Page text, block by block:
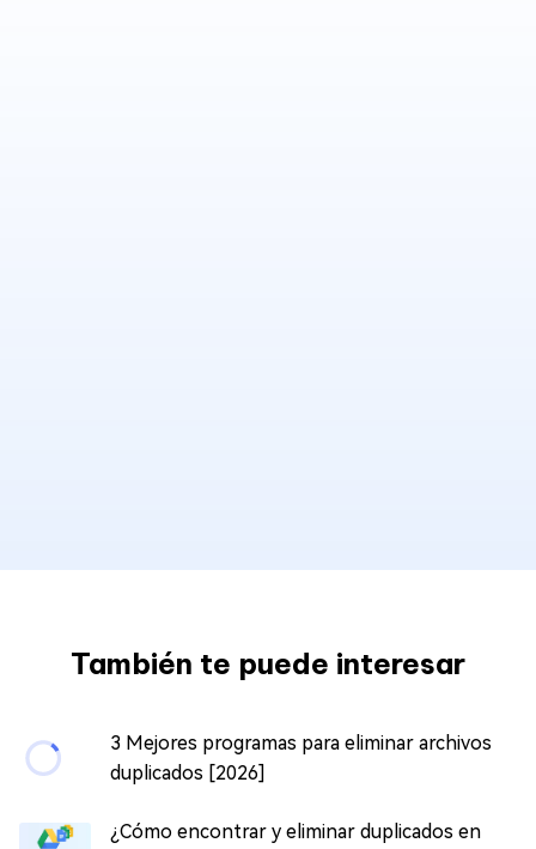
También te puede interesar
3 Mejores programas para eliminar archivos
duplicados [2026]
¿Cómo encontrar y eliminar duplicados en